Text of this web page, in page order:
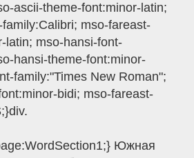
ascii-theme-font:minor-latin;
mso-fareast-
latin; mso-hansi-font-
hansi-theme-font:minor-
family:"Times New Roman";
bidi; mso-fareast-
Южная